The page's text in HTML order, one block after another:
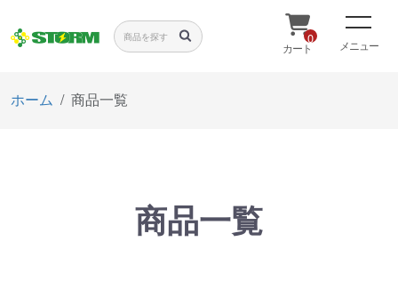
0
カート メニュー
ホーム 商品一覧
商品一覧